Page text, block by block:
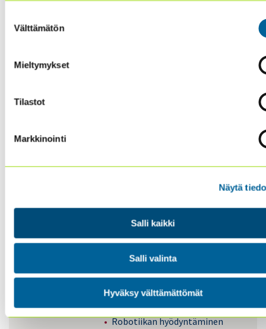
valinta
Välttämätön
Mieltymykset
Tilastot
Markkinointi
Näytä
Salli kaikki
Salli valinta
Hyväksy välttämättömät
resurssointi
01.11.2018
11:00
Robotiikka ja sisäinen
valvonta
Robotiikan hyödyntäminen